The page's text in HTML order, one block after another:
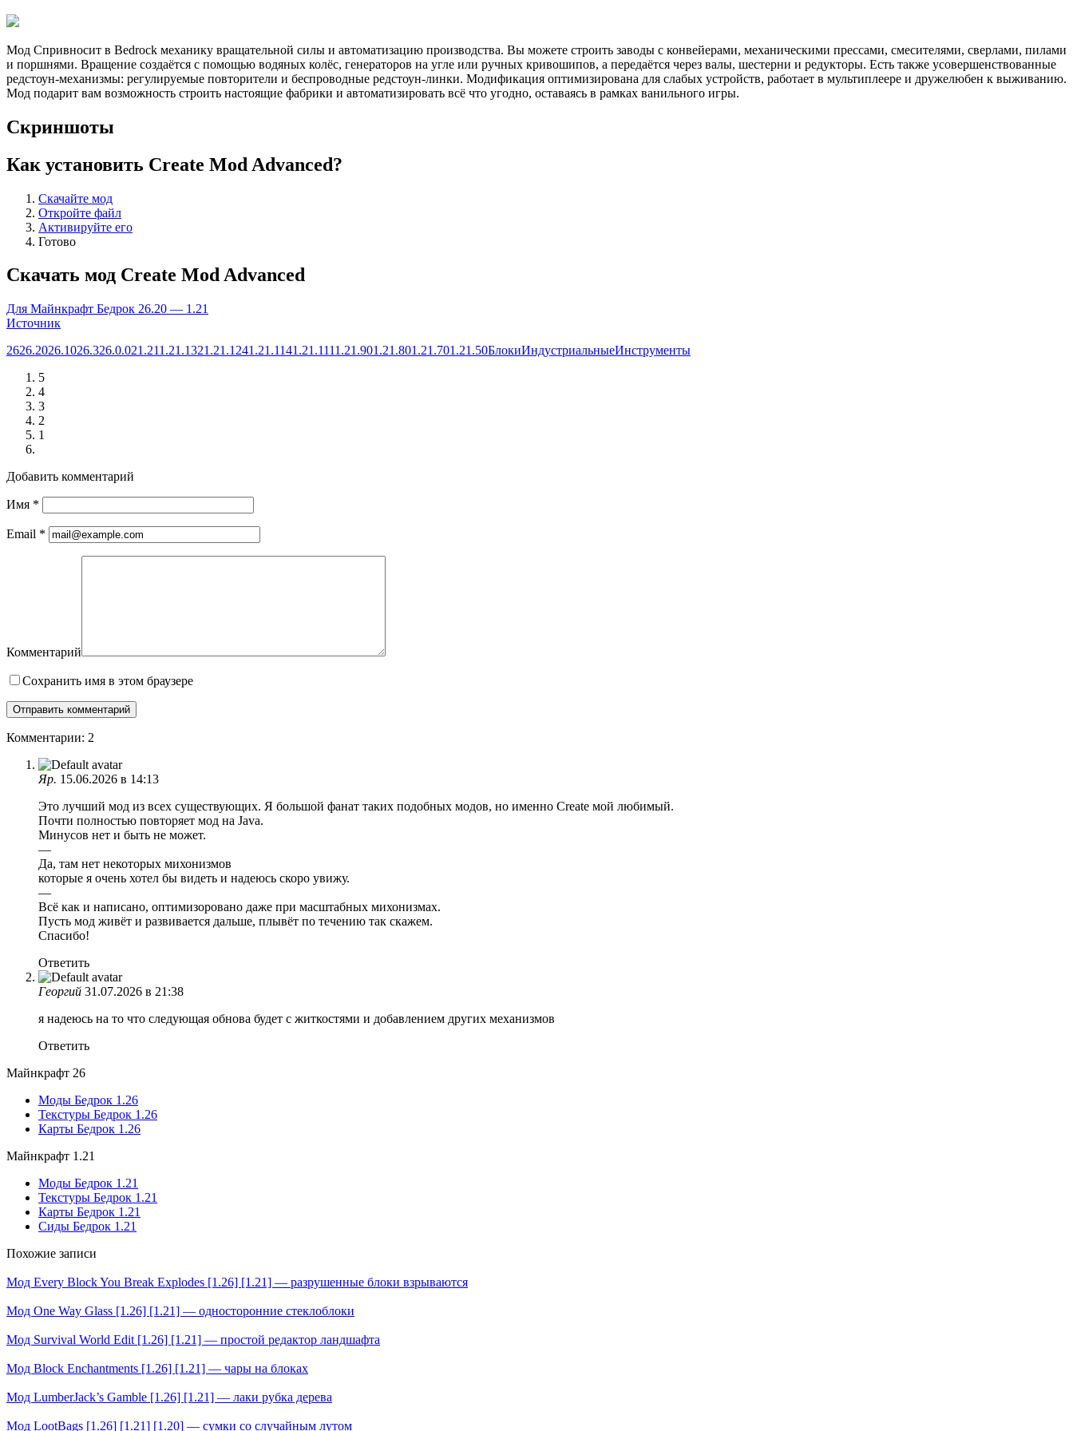
Мод Cпривносит в Bedrock механику вращательной силы и автоматизацию производства. Вы можете строить заводы с конвейерами, механическими прессами, смесителями, сверлами, пилами
и поршнями. Вращение создаётся с помощью водяных колёс, генераторов на угле или ручных кривошипов, а передаётся через валы, шестерни и редукторы. Есть также усовершенствованные
редстоун-механизмы: регулируемые повторители и беспроводные редстоун-линки. Модификация оптимизирована для слабых устройств, работает в мультиплеере и дружелюбен к выживанию.
Мод подарит вам возможность строить настоящие фабрики и автоматизировать всё что угодно, оставаясь в рамках ванильного игры.
Скриншоты
Как установить Create Mod Advanced?
Скачайте мод
Откройте файл
Активируйте его
Готово
Скачать мод Create Mod Advanced
Для Майнкрафт Бедрок 26.20 — 1.21
Источник
2626.2026.1026.326.0.021.211.21.1321.21.1241.21.1141.21.1111.21.901.21.801.21.701.21.50БлокиИндустриальныеИнструменты
5
4
3
2
1
Добавить комментарий
Имя *
Email *
Комментарий
Сохранить имя в этом браузере
Комментарии: 2
Яр. 15.06.2026 в 14:13
Это лучший мод из всех существующих. Я большой фанат таких подобных модов, но именно Create мой любимый.
Почти полностью повторяет мод на Java.
Минусов нет и быть не может.
—
Да, там нет некоторых михонизмов
которые я очень хотел бы видеть и надеюсь скоро увижу.
—
Всё как и написано, оптимизоровано даже при масштабных михонизмах.
Пусть мод живёт и развивается дальше, плывёт по течению так скажем.
Спасибо!
Ответить
Георгий 31.07.2026 в 21:38
я надеюсь на то что следующая обнова будет с житкостями и добавлением других механизмов
Ответить
Майнкрафт 26
Моды Бедрок 1.26
Текстуры Бедрок 1.26
Карты Бедрок 1.26
Майнкрафт 1.21
Моды Бедрок 1.21
Текстуры Бедрок 1.21
Карты Бедрок 1.21
Сиды Бедрок 1.21
Похожие записи
Мод Every Block You Break Explodes [1.26] [1.21] — разрушенные блоки взрываются
Мод One Way Glass [1.26] [1.21] — односторонние стеклоблоки
Мод Survival World Edit [1.26] [1.21] — простой редактор ландшафта
Мод Block Enchantments [1.26] [1.21] — чары на блоках
Мод LumberJack’s Gamble [1.26] [1.21] — лаки рубка дерева
Мод LootBags [1.26] [1.21] [1.20] — сумки со случайным лутом